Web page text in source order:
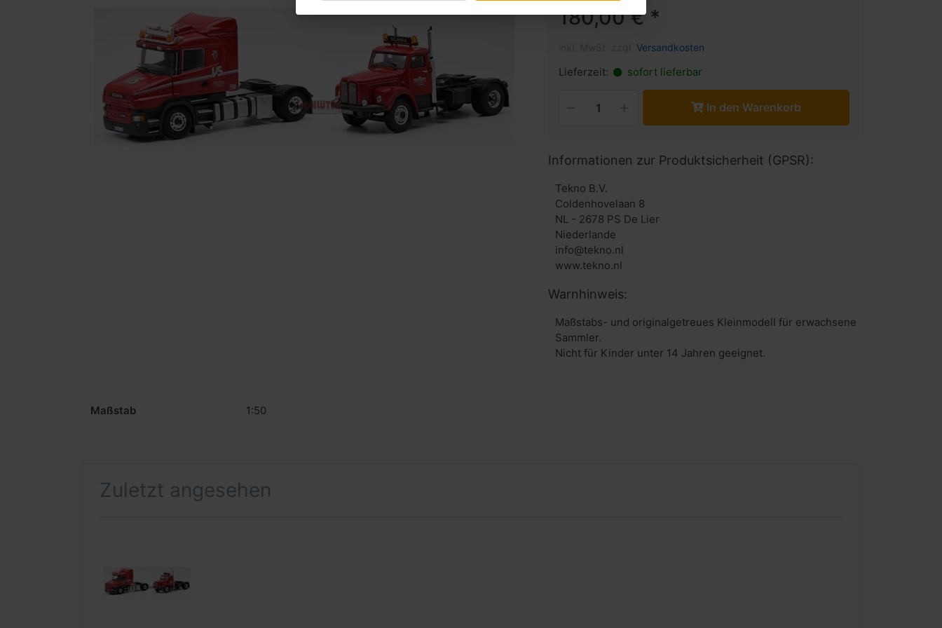
180,00 € *
Versandkosten
Lieferzeit: sofort lieferbar
In den Warenkorb
Informationen zur Produktsicherheit (GPSR):
Tekno B.V.
Coldenhovelaan 8
NL - 2678 PS De Lier
Niederlande
info@tekno.nl
www.tekno.nl
Warnhinweis:
Maßstabs- und originalgetreues Kleinmodell für erwachsene
Sammler.
Nicht für Kinder unter 14 Jahren geeignet.
Maßstab 1:50
Zuletzt angesehen